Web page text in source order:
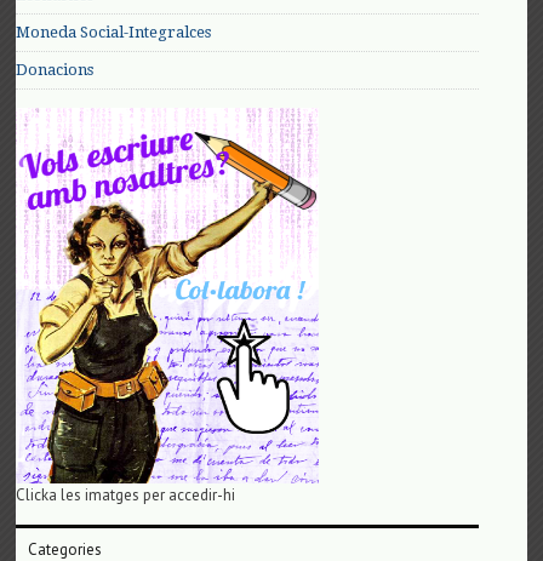
Moneda Social-Integralces
Donacions
Clicka les imatges per accedir-hi
Categories